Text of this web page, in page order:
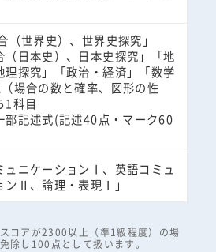
（世界史）、世界史探究」
（日本史）、日本史探究」「地
理探究」「政治・経済」「数学
場合の数と確率、図形の性
1科目
記述式(記述40点・マーク60
ュニケーションⅠ、英語コミュ
ンⅡ、論理・表現Ⅰ」
コアが2300以上（準1級程度）の場
除し100点として扱います。